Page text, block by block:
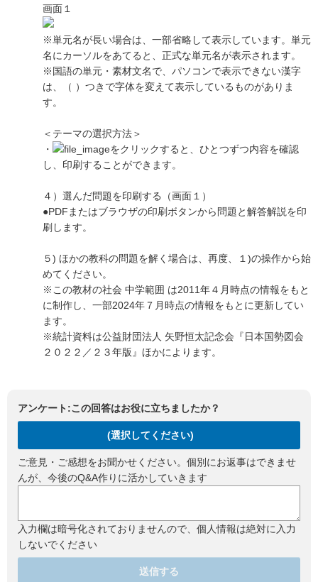
画面１
※単元名が長い場合は、一部省略して表示しています。単元
名にカーソルをあてると、正式な単元名が表示されます。
※国語の単元・素材文名で、パソコンで表示できない漢字
は、（ ）つきで字体を変えて表示しているものがありま
す。
＜テーマの選択方法＞
・
をクリックすると、ひとつずつ内容を確認
し、印刷することができます。
４）選んだ問題を印刷する（画面１）
●PDFまたはブラウザの印刷ボタンから問題と解答解説を印
刷します。
５) ほかの教科の問題を解く場合は、再度、１)の操作から始
めてください。
※この教材の社会 中学範囲 は2011年４月時点の情報をもと
に制作し、一部2024年７月時点の情報をもとに更新してい
ます。
※統計資料は公益財団法人 矢野恒太記念会『日本国勢図会
２０２２／２３年版』ほかによります。
アンケート:この回答はお役に立ちましたか？
(選択してください)
ご意見・ご感想をお聞かせください。個別にお返事はできませ
んが、今後のQ&A作りに活かしていきます
入力欄は暗号化されておりませんので、個人情報は絶対に入力
しないでください
送信する